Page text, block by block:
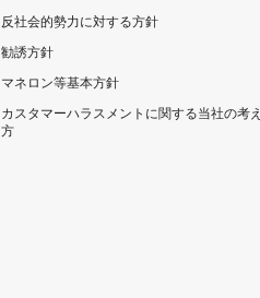
反社会的勢力に対する方針
勧誘方針
マネロン等基本方針
カスタマーハラスメントに関する当社の考え
方